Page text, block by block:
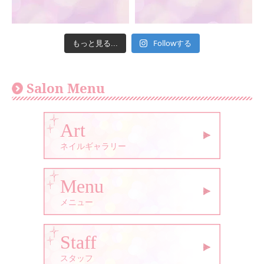
もっと見る... Followする
Salon Menu
Art
ネイルギャラリー
Menu
メニュー
Staff
スタッフ